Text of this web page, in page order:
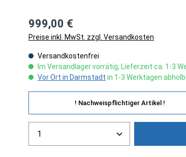
999,00 €
Preise inkl. MwSt. zzgl. Versandkosten
Versandkostenfrei
Im Versandlager vorrätig, Lieferzeit ca. 1-3
Vor Ort in Darmstadt in 1-3 Werktagen
! Nachweispflichtiger Artikel !
Produkt Anzahl: Gib den